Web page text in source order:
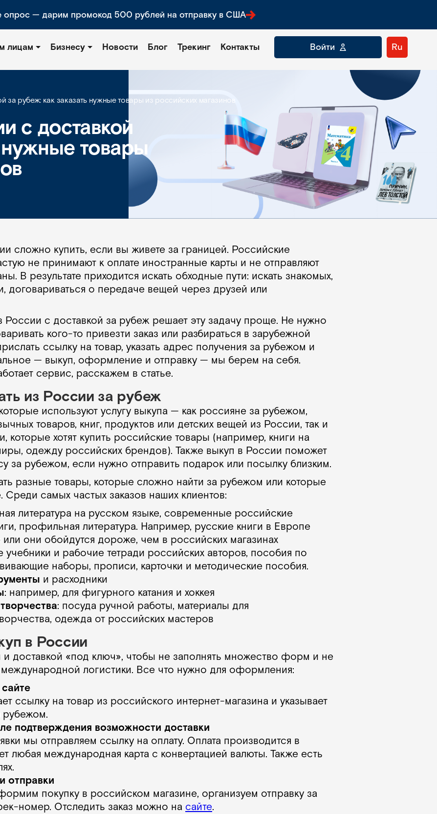
опрос — дарим промокод 500 рублей на отправку в США
лицам Бизнесу Новости Блог Трекинг Контакты Войти Ru
за рубеж: как заказать нужные товары из российских магазинов
с доставкой
нужные товары
сложно купить, если вы живете за границей. Российские
не принимают к оплате иностранные карты и не отправляют
В результате приходится искать обходные пути: искать знакомых,
договариваться о передаче вещей через друзей или
России с доставкой за рубеж решает эту задачу проще. Не нужно
кого-то привезти заказ или разбираться в зарубежной
ссылку на товар, указать адрес получения за рубежом и
— выкуп, оформление и отправку — мы берем на себя.
сервис, расскажем в статье.
из России за рубеж
используют услугу выкупа — как россияне за рубежом,
товаров, книг, продуктов или детских вещей из России, так и
которые хотят купить российские товары (например, книги на
одежду российских брендов). Также выкуп в России поможет
за рубежом, если нужно отправить подарок или посылку близким.
разные товары, которые сложно найти за рубежом или которые
Среди самых частых заказов наших клиентов:
литература на русском языке, современные российские
профильная литература. Например, русские книги в Европе
они обойдутся дороже, чем в российских магазинах
учебники и рабочие тетради российских авторов, пособия по
наборы, прописи, карточки и методические пособия.
и расходники
: например, для фигурного катания и хоккея
: посуда ручной работы, материалы для
одежда от российских мастеров
в России
доставкой «под ключ», чтобы не заполнять множество форм и не
международной логистики. Все что нужно для оформления:
ссылку на товар из российского интернет-магазина и указывает
рубежом.
подтверждения возможности доставки
мы отправляем ссылку на оплату. Оплата производится в
любая международная карта с конвертацией валюты. Также есть
отправки
покупку в российском магазине, организуем отправку за
номер. Отследить заказ можно на сайте.